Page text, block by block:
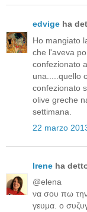
edvige ha
Ho mangiato
che l'aveva
confezionato
una.....quello
confezionato
olive greche
settimana.
22 marzo
Irene ha
@elena
να σου πω την
γευμα. ο